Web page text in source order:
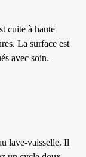
cuite à haute
La surface est
avec soin.
lave-vaisselle. Il